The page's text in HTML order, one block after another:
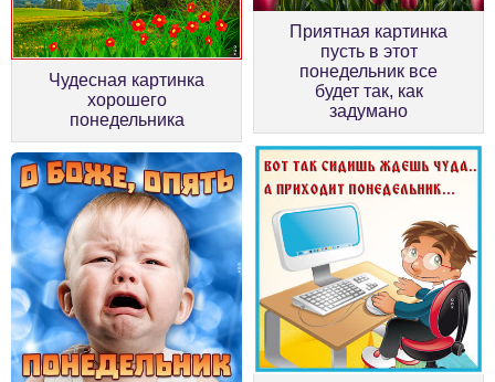
Приятная картинка
пусть в этот
понедельник все
будет так, как
задумано
Чудесная картинка
хорошего
понедельника